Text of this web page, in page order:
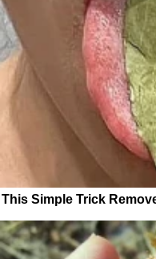
This Simple Trick